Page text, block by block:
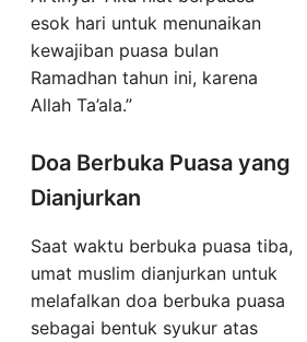
esok hari untuk menunaikan
kewajiban puasa bulan
Ramadhan tahun ini, karena
Allah Ta’ala.”
Doa Berbuka Puasa yang
Dianjurkan
Saat waktu berbuka puasa tiba,
umat muslim dianjurkan untuk
melafalkan doa berbuka puasa
sebagai bentuk syukur atas